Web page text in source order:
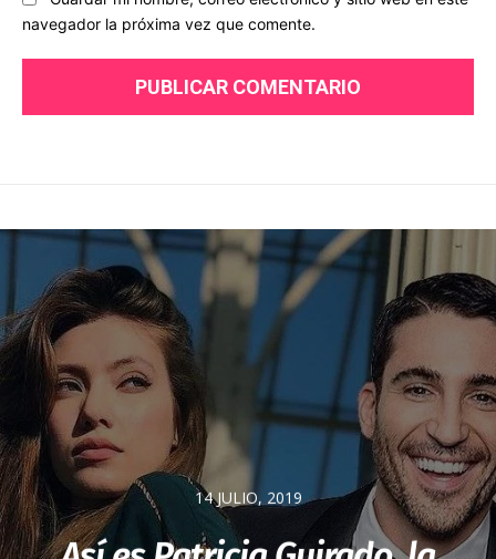
navegador la próxima vez que comente.